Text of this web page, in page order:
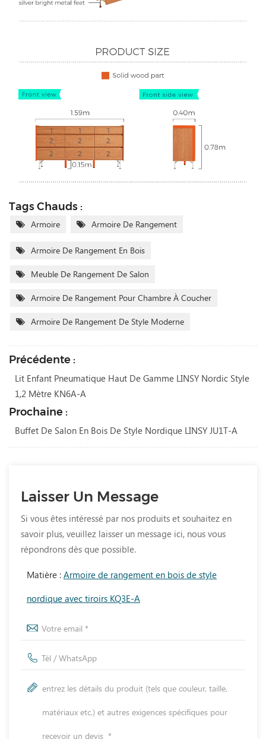
Tags Chauds :
Armoire Armoire De Rangement
Armoire De Rangement En Bois
Meuble De Rangement De Salon
Armoire De Rangement Pour Chambre À Coucher
Armoire De Rangement De Style Moderne
Précédente :
Lit Enfant Pneumatique Haut De Gamme LINSY Nordic Style
1,2 Mètre KN6A-A
Prochaine :
Buffet De Salon En Bois De Style Nordique LINSY JU1T-A
Laisser Un Message
Si vous êtes intéressé par nos produits et souhaitez en
savoir plus, veuillez laisser un message ici, nous vous
répondrons dès que possible.
Matière : Armoire de rangement en bois de style
nordique avec tiroirs KQ3E-A